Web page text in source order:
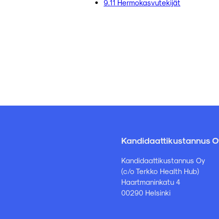
9.11 Hermokasvutekijät
Kandidaattikustannus
Kandidaattikustannus Oy
(c/o Terkko Health Hub)
Haartmaninkatu 4
00290 Helsinki